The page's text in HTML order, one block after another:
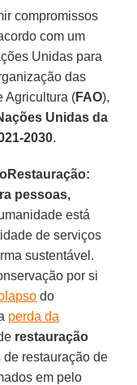
compromissos
com um
Unidas para
das
Agricultura (FAO),
Unidas da
2030.
pessoas,
está
de serviços
sustentável.
por si
do
perda da
restauração
restauração de
em pelo